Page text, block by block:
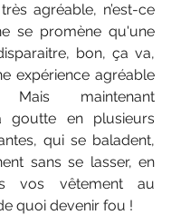
agréable, n’est-ce
se promène qu'une
bon, ça va,
expérience agréable
maintenant
goutte en plusieurs
qui se baladent,
sans se lasser, en
vos vêtement au
quoi devenir fou !